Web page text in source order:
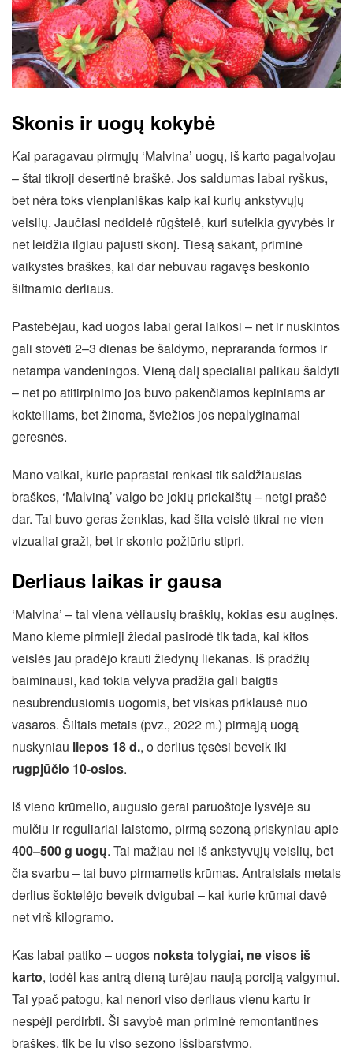
Skonis ir uogų kokybė
Kai paragavau pirmųjų ‘Malvina’ uogų, iš karto pagalvojau
– štai tikroji desertinė braškė. Jos saldumas labai ryškus,
bet nėra toks vienplaniškas kaip kai kurių ankstyvųjų
veislių. Jaučiasi nedidelė rūgštelė, kuri suteikia gyvybės ir
net leidžia ilgiau pajusti skonį. Tiesą sakant, priminė
vaikystės braškes, kai dar nebuvau ragavęs beskonio
šiltnamio derliaus.
Pastebėjau, kad uogos labai gerai laikosi – net ir nuskintos
gali stovėti 2–3 dienas be šaldymo, nepraranda formos ir
netampa vandeningos. Vieną dalį specialiai palikau šaldyti
– net po atitirpinimo jos buvo pakenčiamos kepiniams ar
kokteiliams, bet žinoma, šviežios jos nepalyginamai
geresnės.
Mano vaikai, kurie paprastai renkasi tik saldžiausias
braškes, ‘Malviną’ valgo be jokių priekaištų – netgi prašė
dar. Tai buvo geras ženklas, kad šita veislė tikrai ne vien
vizualiai graži, bet ir skonio požiūriu stipri.
Derliaus laikas ir gausa
‘Malvina’ – tai viena vėliausių braškių, kokias esu auginęs.
Mano kieme pirmieji žiedai pasirodė tik tada, kai kitos
veislės jau pradėjo krauti žiedynų liekanas. Iš pradžių
baiminausi, kad tokia vėlyva pradžia gali baigtis
nesubrendusiomis uogomis, bet viskas priklausė nuo
vasaros. Šiltais metais (pvz., 2022 m.) pirmąją uogą
nuskyniau liepos 18 d., o derlius tęsėsi beveik iki
rugpjūčio 10-osios.
Iš vieno krūmelio, augusio gerai paruoštoje lysvėje su
mulčiu ir reguliariai laistomo, pirmą sezoną priskyniau apie
400–500 g uogų. Tai mažiau nei iš ankstyvųjų veislių, bet
čia svarbu – tai buvo pirmametis krūmas. Antraisiais metais
derlius šoktelėjo beveik dvigubai – kai kurie krūmai davė
net virš kilogramo.
Kas labai patiko – uogos noksta tolygiai, ne visos iš
karto, todėl kas antrą dieną turėjau naują porciją valgymui.
Tai ypač patogu, kai nenori viso derliaus vienu kartu ir
nespėji perdirbti. Ši savybė man priminė remontantines
braškes, tik be jų viso sezono išsibarstymo.